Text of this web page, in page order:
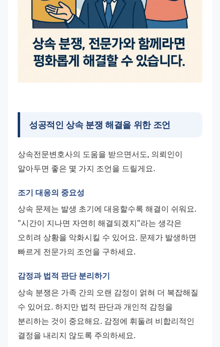
성공적인 상속 분쟁 해결을 위한 조언
상속전문변호사의 도움을 받으면서도, 의뢰인이
알아두면 좋은 몇 가지 조언을 드릴게요.
조기 대응의 중요성
상속 문제는 발생 초기에 대응할수록 해결이 쉬워요.
"시간이 지나면 자연히 해결되겠지"라는 생각은
오히려 상황을 악화시킬 수 있어요. 문제가 발생하면
빠르게 전문가의 조언을 구하세요.
감정과 법적 판단 분리하기
상속 분쟁은 가족 간의 오랜 감정이 얽혀 더 복잡해질
수 있어요. 하지만 법적 판단과 개인적 감정을
분리하는 것이 중요해요. 감정에 휘둘려 비합리적인
결정을 내리지 않도록 주의하세요.